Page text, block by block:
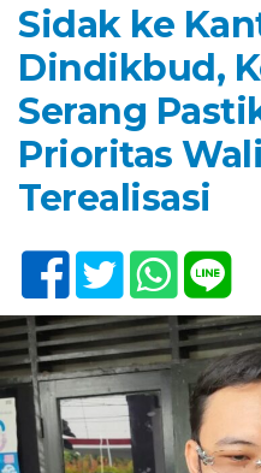
Sidak ke
Dindikbud,
Serang
Prioritas
Terealisasi